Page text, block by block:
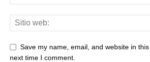
Save my name, email, and website in
next time I comment.